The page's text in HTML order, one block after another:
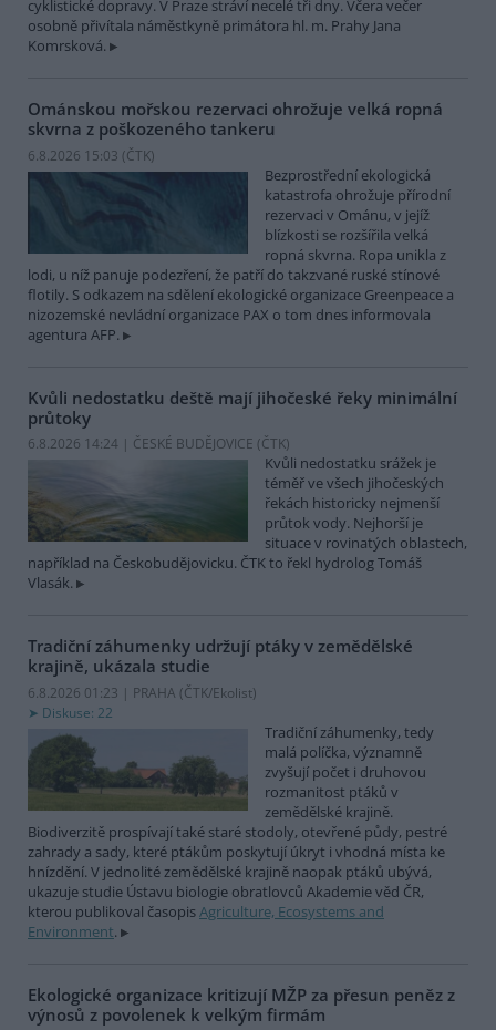
cyklistické dopravy. V Praze stráví necelé tři dny. Včera večer
osobně přivítala náměstkyně primátora hl. m. Prahy Jana
Komrsková.
Ománskou mořskou rezervaci ohrožuje velká ropná
skvrna z poškozeného tankeru
6.8.2026 15:03 (ČTK)
Bezprostřední ekologická
katastrofa ohrožuje přírodní
rezervaci v Ománu, v jejíž
blízkosti se rozšířila velká
ropná skvrna. Ropa unikla z
lodi, u níž panuje podezření, že patří do takzvané ruské stínové
flotily. S odkazem na sdělení ekologické organizace Greenpeace a
nizozemské nevládní organizace PAX o tom dnes informovala
agentura AFP.
Kvůli nedostatku deště mají jihočeské řeky minimální
průtoky
6.8.2026 14:24 | ČESKÉ BUDĚJOVICE (ČTK)
Kvůli nedostatku srážek je
téměř ve všech jihočeských
řekách historicky nejmenší
průtok vody. Nejhorší je
situace v rovinatých oblastech,
například na Českobudějovicku. ČTK to řekl hydrolog Tomáš
Vlasák.
Tradiční záhumenky udržují ptáky v zemědělské
krajině, ukázala studie
6.8.2026 01:23 | PRAHA (ČTK/Ekolist)
Diskuse: 22
Tradiční záhumenky, tedy
malá políčka, významně
zvyšují počet i druhovou
rozmanitost ptáků v
zemědělské krajině.
Biodiverzitě prospívají také staré stodoly, otevřené půdy, pestré
zahrady a sady, které ptákům poskytují úkryt i vhodná místa ke
hnízdění. V jednolité zemědělské krajině naopak ptáků ubývá,
ukazuje studie Ústavu biologie obratlovců Akademie věd ČR,
kterou publikoval časopisAgriculture, Ecosystems and
Environment.
Ekologické organizace kritizují MŽP za přesun peněz z
výnosů z povolenek k velkým firmám